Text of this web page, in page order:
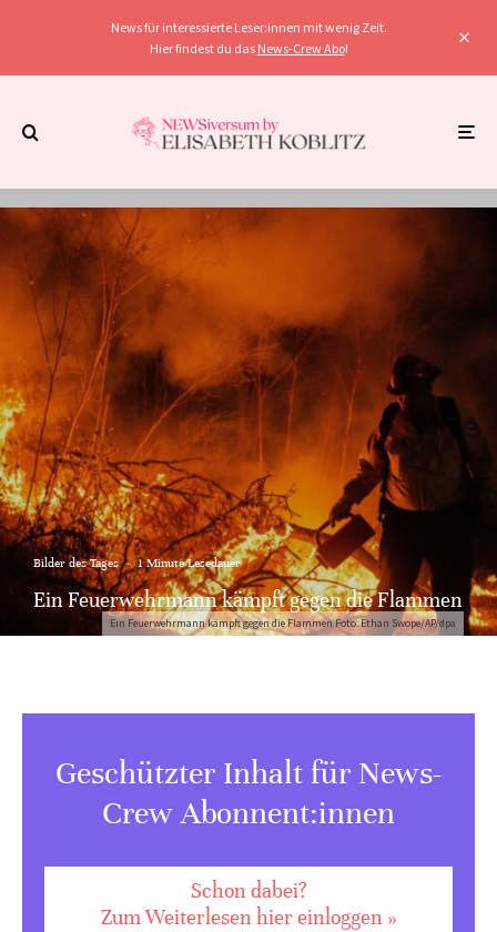
News für interessierte Leser:innen mit wenig Zeit.
Hier findest du das News-Crew Abo!
Ein Feuerwehrmann kämpft gegen die Flammen Foto: Ethan Swope/AP/dpa
Bilder des Tages · 1 Minute Lesedauer
Ein Feuerwehrmann kämpft gegen die Flammen
Geschützter Inhalt für News-
Crew Abonnent:innen
Schon dabei?
Zum Weiterlesen hier einloggen »